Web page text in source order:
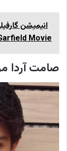
Movie
صامت آردا